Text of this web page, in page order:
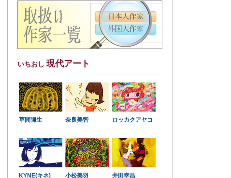
いちおし 現代アート
草間彌生 奈良美智 ロッカクアヤコ
KYNE(キネ) 小松美羽 井田幸昌